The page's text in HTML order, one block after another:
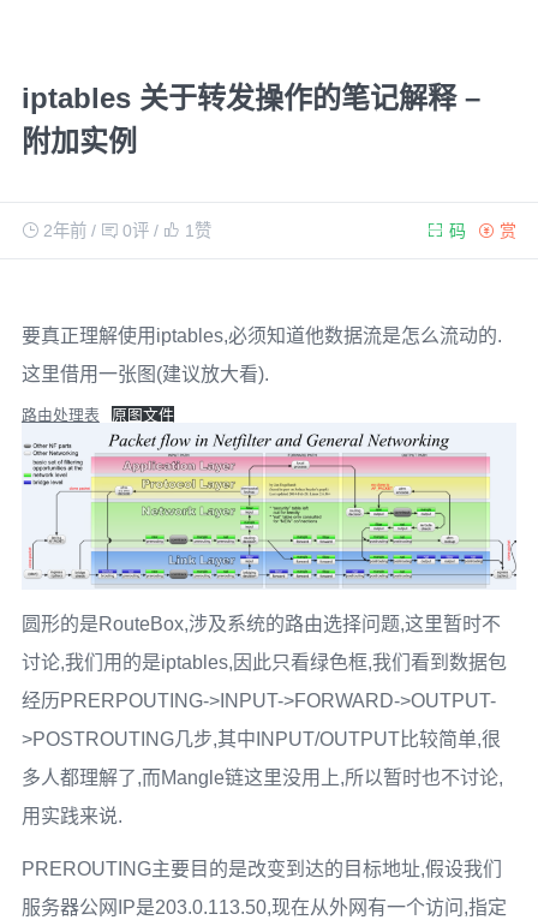
iptables 关于转发操作的笔记解释 –
附加实例
2年前/ 0评/ 1 赞 赏
码
要真正理解使用iptables,必须知道他数据流是怎么流动的.
这里借用一张图(建议放大看).
路由处理表 原图文件
圆形的是RouteBox,涉及系统的路由选择问题,这里暂时不
讨论,我们用的是iptables,因此只看绿色框,我们看到数据包
经历PRERPOUTING->INPUT->FORWARD->OUTPUT-
>POSTROUTING几步,其中INPUT/OUTPUT比较简单,很
多人都理解了,而Mangle链这里没用上,所以暂时也不讨论,
用实践来说.
PREROUTING主要目的是改变到达的目标地址,假设我们
服务器公网IP是203.0.113.50,现在从外网有一个访问,指定